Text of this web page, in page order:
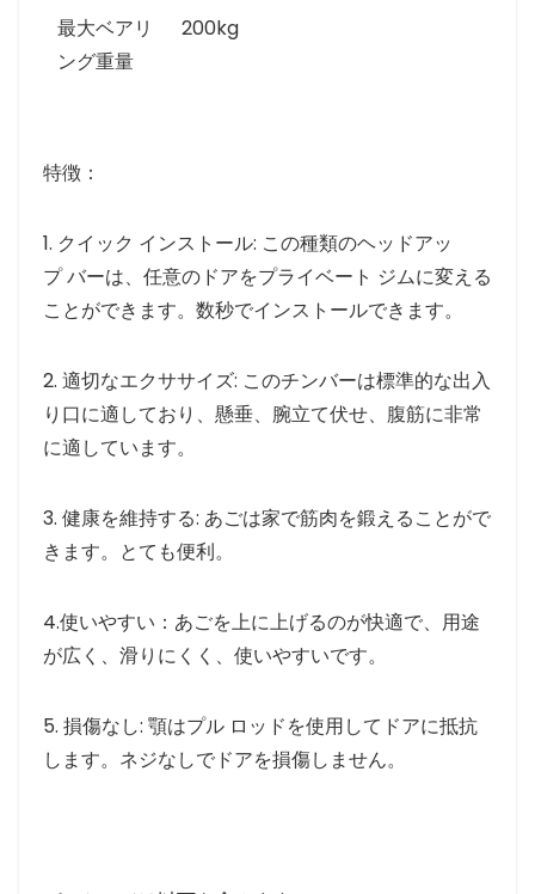
最大ベアリ
ング重量
200kg
特徴：
1. クイック インストール: この種類のヘッドアッ
プ バーは、任意のドアをプライベート ジムに変える
ことができます。数秒でインストールできます。
2. 適切なエクササイズ: このチンバーは標準的な出入
り口に適しており、懸垂、腕立て伏せ、腹筋に非常
に適しています。
3. 健康を維持する: あごは家で筋肉を鍛えることがで
きます。とても便利。
4.使いやすい：あごを上に上げるのが快適で、用途
が広く、滑りにくく、使いやすいです。
5. 損傷なし: 顎はプル ロッドを使用してドアに抵抗
します。ネジなしでドアを損傷しません。